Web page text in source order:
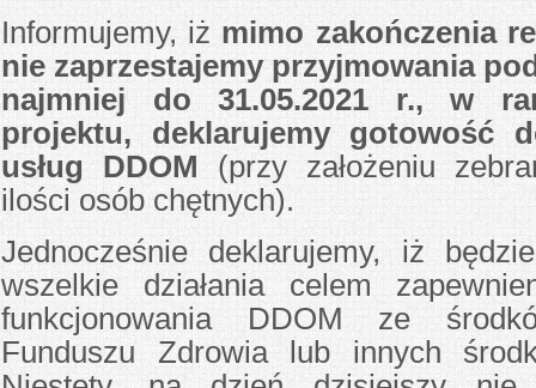
Informujemy, iż mimo zakończenia
nie zaprzestajemy przyjmowania
najmniej do 31.05.2021 r., w
projektu, deklarujemy gotowość
usług DDOM (przy założeniu
ilości osób chętnych).
Jednocześnie deklarujemy, iż
wszelkie działania celem
funkcjonowania DDOM ze
Funduszu Zdrowia lub innych